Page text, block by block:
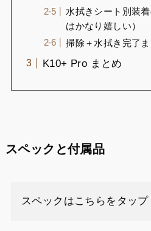
水拭きシート別装
はかなり嬉しい）
掃除＋水拭き完了
K10+ Pro まとめ
スペックと付属品
スペックはこちらをタップ